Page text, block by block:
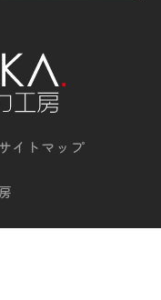
イトマップ